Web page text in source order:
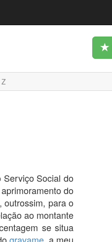
Z
Serviço Social do
do
outrossim, para o
ao montante
se situa